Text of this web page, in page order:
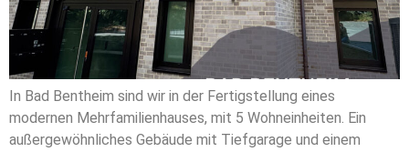
In Bad Bentheim sind wir in der Fertigstellung eines
modernen Mehrfamilienhauses, mit 5 Wohneinheiten. Ein
außergewöhnliches Gebäude mit Tiefgarage und einem